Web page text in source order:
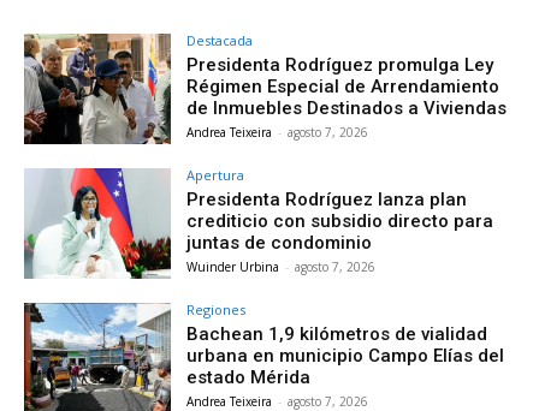
Destacada
Presidenta Rodríguez promulga Ley
Régimen Especial de Arrendamiento
de Inmuebles Destinados a Viviendas
Andrea Teixeira - agosto 7, 2026
Apertura
Presidenta Rodríguez lanza plan
crediticio con subsidio directo para
juntas de condominio
Wuinder Urbina - agosto 7, 2026
Regiones
Bachean 1,9 kilómetros de vialidad
urbana en municipio Campo Elías del
estado Mérida
Andrea Teixeira - agosto 7, 2026